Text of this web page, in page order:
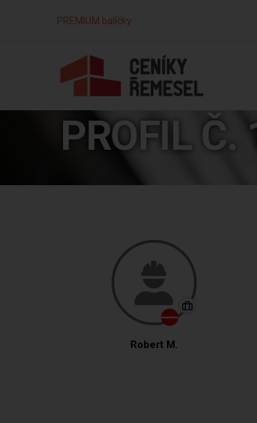
PREMIUM balíčky
PROFIL Č.
Robert M.